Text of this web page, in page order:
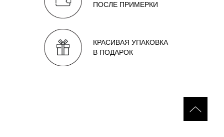
ПОСЛЕ ПРИМЕРКИ
КРАСИВАЯ УПАКОВКА
В ПОДАРОК